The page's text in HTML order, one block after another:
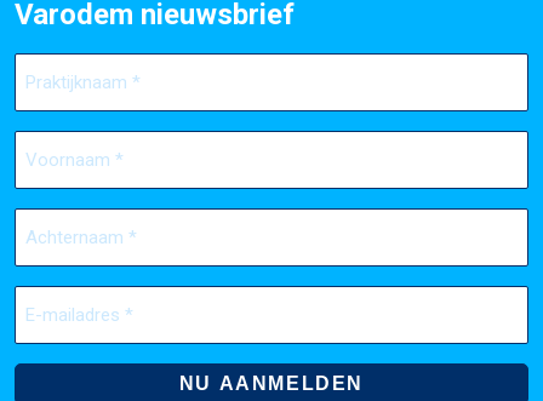
Varodem nieuwsbrief
Praktijknaam
(Vereist)
Voornaam
(Vereist)
Achternaam
(Vereist)
E-
mailadres
(Vereist)